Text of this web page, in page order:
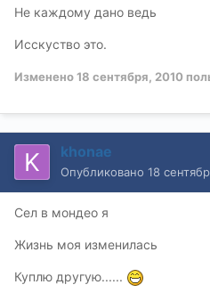
Не каждому дано ведь
Исскуство это.
Изменено18 сентября, 2010
khonae
Опубликовано 18
Сел в мондео я
Жизнь моя изменилась
Куплю другую......